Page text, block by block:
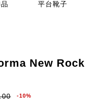
平台靴子
New Rock
-10%